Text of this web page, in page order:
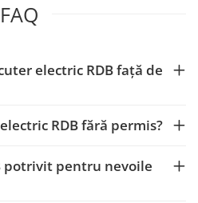
FAQ
electric RDB față de
RDB fără permis?
potrivit pentru nevoile